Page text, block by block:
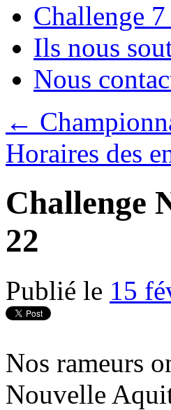
Challenge
Ils nous
Nous
←
Horaires des
Challenge
22
Publié le 15
Nos rameurs
Nouvelle